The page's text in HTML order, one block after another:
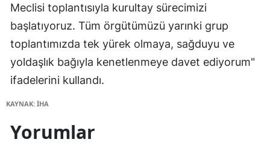
Meclisi toplantısıyla kurultay sürecimizi
başlatıyoruz. Tüm örgütümüzü yarınki grup
toplantımızda tek yürek olmaya, sağduyu ve
yoldaşlık bağıyla kenetlenmeye davet ediyorum"
ifadelerini kullandı.
KAYNAK: İHA
Yorumlar